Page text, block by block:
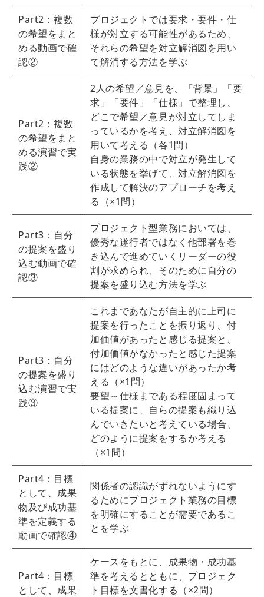
Part2：複数
の希望をまと
める動画で確
認②
プロジェクトでは要求・要件・仕
様が対立する可能性があるため、
それらの希望を対立解消図を用い
て解消する方法を学ぶ
Part2：複数
の希望をまと
める演習で実
践②
2人の希望／意見を、「背景」「要
求」「要件」「仕様」で整理し、
どこで希望／意見が対立してしま
っているかを考え、対立解消図を
用いて考える（各1問）
自身の業務の中で対立が発生して
いる状態を挙げて、対立解消図を
作成して解決のアプローチを考え
る（×1問）
Part3：自分
の提案を盛り
込む動画で確
認③
プロジェクト型業務においては、
優秀な遂行者ではなく他部署を巻
き込んで進めていくリーダーの役
割が求められ、そのために自分の
提案を盛り込む方法を学ぶ
Part3：自分
の提案を盛り
込む演習で実
践③
これまであなたが自主的に上司に
提案を行ったことを振り返り、付
加価値があったと感じる提案と、
付加価値がなかったと感じた提案
にはどのような違いがあったか考
える（×1問）
要望～仕様まである程度固まって
いる提案に、自らの提案も織り込
んでいきたいと考えている場合、
どのように提案をするか考える
（×1問）
Part4：目標
として、成果
物及び成功基
準を定義する
動画で確認④
関係者の認識がずれないようにす
るためにプロジェクト業務の目標
を明確にすることが需要であるこ
とを学ぶ
Part4：目標
として、成果
ケースをもとに、成果物・成功基
準を考えるとともに、プロジェク
ト目標を文書化する（×2問）